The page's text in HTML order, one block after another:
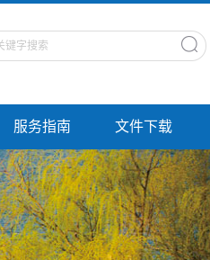
服务指南 文件下载